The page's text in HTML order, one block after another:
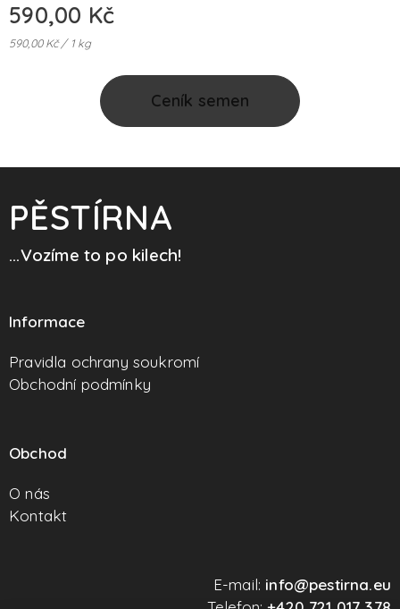
590,00 Kč
590,00 Kč / 1 kg
Ceník semen
PĚSTÍRNA
...Vozíme to po kilech!
Informace
Pravidla ochrany soukromí
Obchodní podmínky
Obchod
O nás
Kontakt
E-mail: info@pestirna.eu